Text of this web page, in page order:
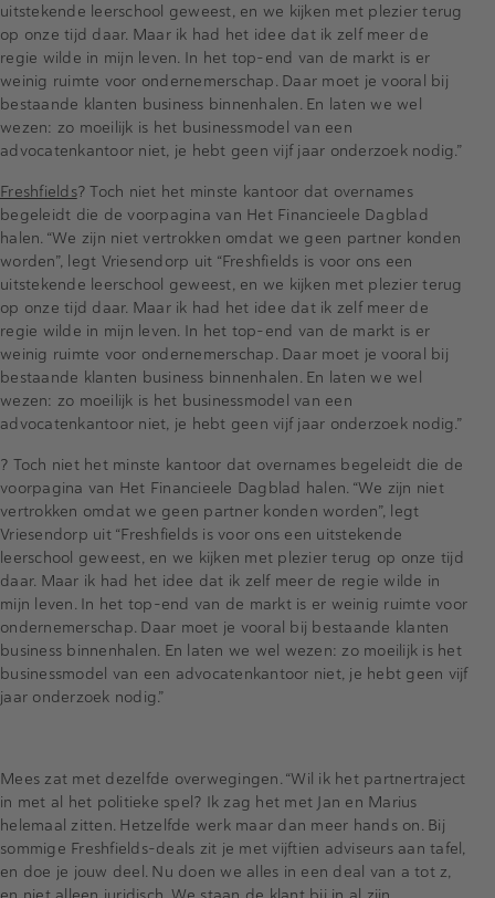
uitstekende leerschool geweest, en we kijken met plezier terug
op onze tijd daar. Maar ik had het idee dat ik zelf meer de
regie wilde in mijn leven. In het top-end van de markt is er
weinig ruimte voor ondernemerschap. Daar moet je vooral bij
bestaande klanten business binnenhalen. En laten we wel
wezen: zo moeilijk is het businessmodel van een
advocatenkantoor niet, je hebt geen vijf jaar onderzoek nodig.”
Freshfields? Toch niet het minste kantoor dat overnames
begeleidt die de voorpagina van Het Financieele Dagblad
halen. “We zijn niet vertrokken omdat we geen partner konden
worden”, legt Vriesendorp uit “Freshfields is voor ons een
uitstekende leerschool geweest, en we kijken met plezier terug
op onze tijd daar. Maar ik had het idee dat ik zelf meer de
regie wilde in mijn leven. In het top-end van de markt is er
weinig ruimte voor ondernemerschap. Daar moet je vooral bij
bestaande klanten business binnenhalen. En laten we wel
wezen: zo moeilijk is het businessmodel van een
advocatenkantoor niet, je hebt geen vijf jaar onderzoek nodig.”
? Toch niet het minste kantoor dat overnames begeleidt die de
voorpagina van Het Financieele Dagblad halen. “We zijn niet
vertrokken omdat we geen partner konden worden”, legt
Vriesendorp uit “Freshfields is voor ons een uitstekende
leerschool geweest, en we kijken met plezier terug op onze tijd
daar. Maar ik had het idee dat ik zelf meer de regie wilde in
mijn leven. In het top-end van de markt is er weinig ruimte voor
ondernemerschap. Daar moet je vooral bij bestaande klanten
business binnenhalen. En laten we wel wezen: zo moeilijk is het
businessmodel van een advocatenkantoor niet, je hebt geen vijf
jaar onderzoek nodig.”
Mees zat met dezelfde overwegingen. “Wil ik het partnertraject
in met al het politieke spel? Ik zag het met Jan en Marius
helemaal zitten. Hetzelfde werk maar dan meer hands on. Bij
sommige Freshfields-deals zit je met vijftien adviseurs aan tafel,
en doe je jouw deel. Nu doen we alles in een deal van a tot z,